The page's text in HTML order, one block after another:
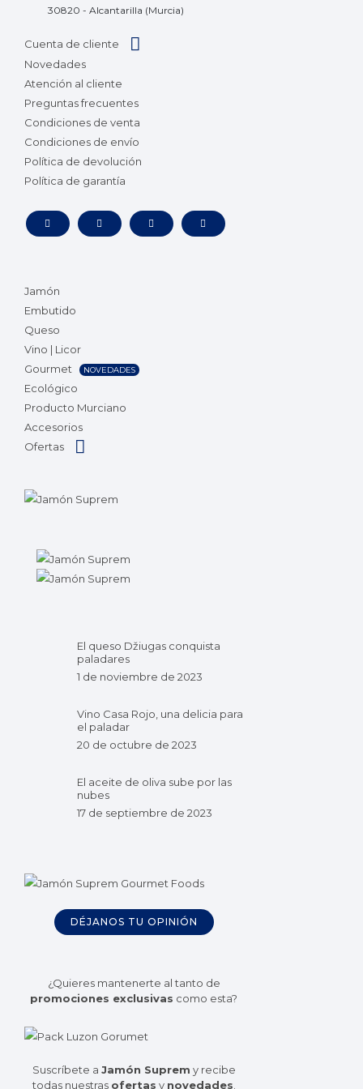
30820 - Alcantarilla (Murcia)
Cuenta de cliente
Novedades
Atención al cliente
Preguntas frecuentes
Condiciones de venta
Condiciones de envío
Política de devolución
Política de garantía
Jamón
Embutido
Queso
Vino | Licor
Gourmet
NOVEDADES
Ecológico
Producto Murciano
Accesorios
Ofertas
El queso Džiugas conquista
paladares
1 de noviembre de 2023
Vino Casa Rojo, una delicia para
el paladar
20 de octubre de 2023
El aceite de oliva sube por las
nubes
17 de septiembre de 2023
DÉJANOS TU OPINIÓN
¿Quieres mantenerte al tanto de
promociones exclusivas como esta?
Suscríbete a Jamón Suprem y recibe
todas nuestras ofertas y novedades